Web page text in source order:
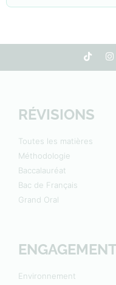
RÉVISIONS
Toutes les matières
Méthodologie
Baccalauréat
Bac de Français
Grand Oral
Environnement